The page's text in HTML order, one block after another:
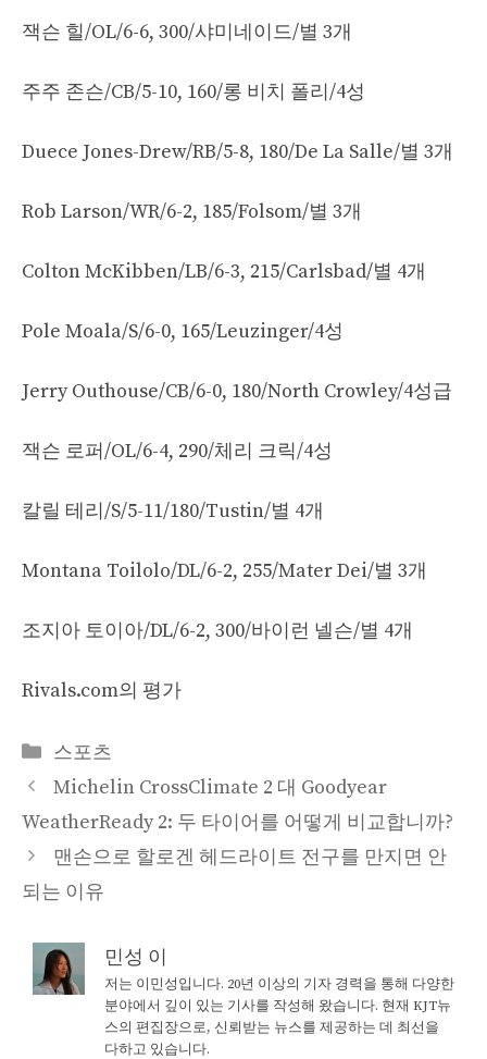
잭슨 힐/OL/6-6, 300/샤미네이드/별 3개
주주 존슨/CB/5-10, 160/롱 비치 폴리/4성
Duece Jones-Drew/RB/5-8, 180/De La Salle/별 3개
Rob Larson/WR/6-2, 185/Folsom/별 3개
Colton McKibben/LB/6-3, 215/Carlsbad/별 4개
Pole Moala/S/6-0, 165/Leuzinger/4성
Jerry Outhouse/CB/6-0, 180/North Crowley/4성급
잭슨 로퍼/OL/6-4, 290/체리 크릭/4성
칼릴 테리/S/5-11/180/Tustin/별 4개
Montana Toilolo/DL/6-2, 255/Mater Dei/별 3개
조지아 토이아/DL/6-2, 300/바이런 넬슨/별 4개
Rivals.com의 평가
Categories
스포츠
Michelin CrossClimate 2 대 Goodyear
WeatherReady 2: 두 타이어를 어떻게 비교합니까?
맨손으로 할로겐 헤드라이트 전구를 만지면 안
되는 이유
민성 이
저는 이민성입니다. 20년 이상의 기자 경력을 통해 다양한
분야에서 깊이 있는 기사를 작성해 왔습니다. 현재 KJT뉴
스의 편집장으로, 신뢰받는 뉴스를 제공하는 데 최선을
다하고 있습니다.